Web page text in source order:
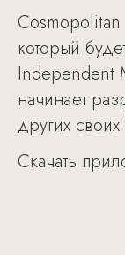
который
Independent
начинает
других
Скачать